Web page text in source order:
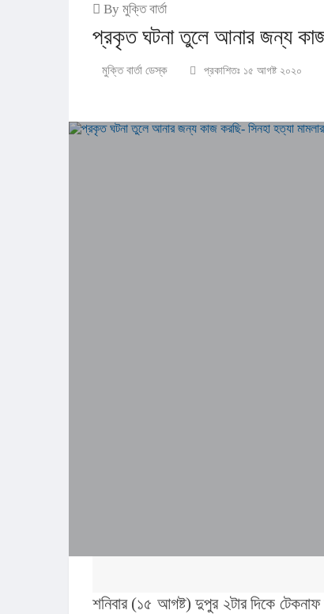
By মুক্তি বার্তা
প্রকৃত ঘটনা তুলে আনার জন্য কাজ
মুক্তি বার্তা ডেস্ক প্রকাশিতঃ ১৫ আগষ্ট ২০২০
শনিবার (১৫ আগষ্ট) দুপুর ২টার দিকে টেকনাফ